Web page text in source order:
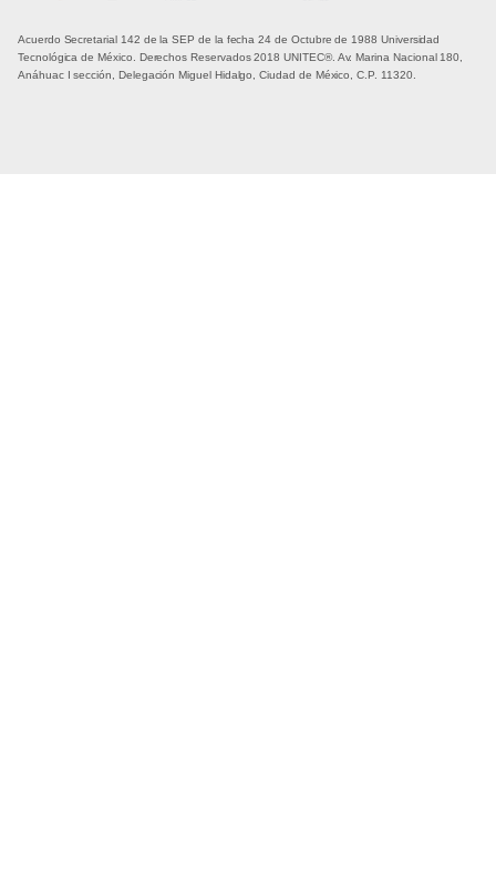
Acuerdo Secretarial 142 de la SEP de la fecha 24 de Octubre de 1988 Universidad
Tecnológica de México. Derechos Reservados 2018 UNITEC®. Av. Marina Nacional 180,
Anáhuac I sección, Delegación Miguel Hidalgo, Ciudad de México, C.P. 11320.